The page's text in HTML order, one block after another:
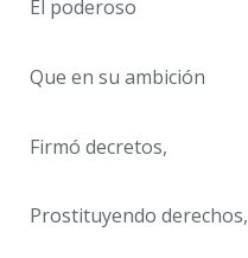
El poderoso
Que en su ambición
Firmó decretos,
Prostituyendo derechos,